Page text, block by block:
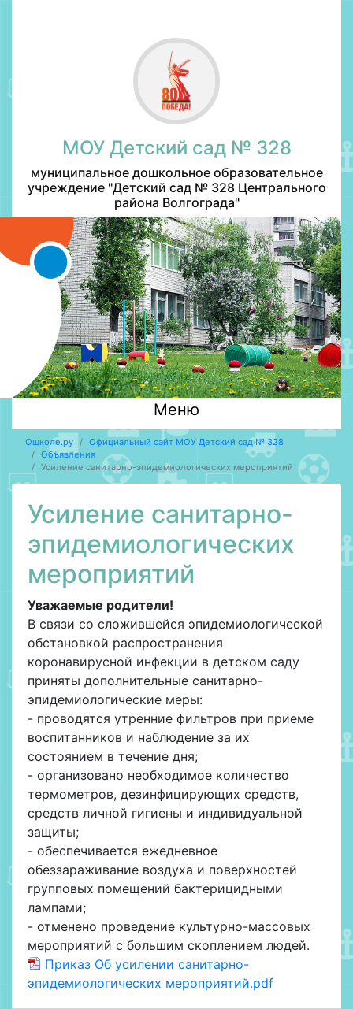
МОУ Детский сад № 328
муниципальное дошкольное образовательное
учреждение "Детский сад № 328 Центрального
района Волгограда"
Меню
Ошколе.ру
Официальный сайт МОУ Детский сад № 328
Объявления
Усиление санитарно-эпидемиологических мероприятий
Усиление санитарно-
эпидемиологических
мероприятий
Уважаемые родители!
В связи со сложившейся эпидемиологической
обстановкой распространения
коронавирусной инфекции в детском саду
приняты дополнительные санитарно-
эпидемиологические меры:
- проводятся утренние фильтров при приеме
воспитанников и наблюдение за их
состоянием в течение дня;
- организовано необходимое количество
термометров, дезинфицирующих средств,
средств личной гигиены и индивидуальной
защиты;
- обеспечивается ежедневное
обеззараживание воздуха и поверхностей
групповых помещений бактерицидными
лампами;
- отменено проведение культурно-массовых
мероприятий с большим скоплением людей.
Приказ Об усилении санитарно-
эпидемиологических мероприятий.pdf